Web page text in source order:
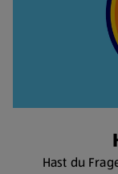
Hast du